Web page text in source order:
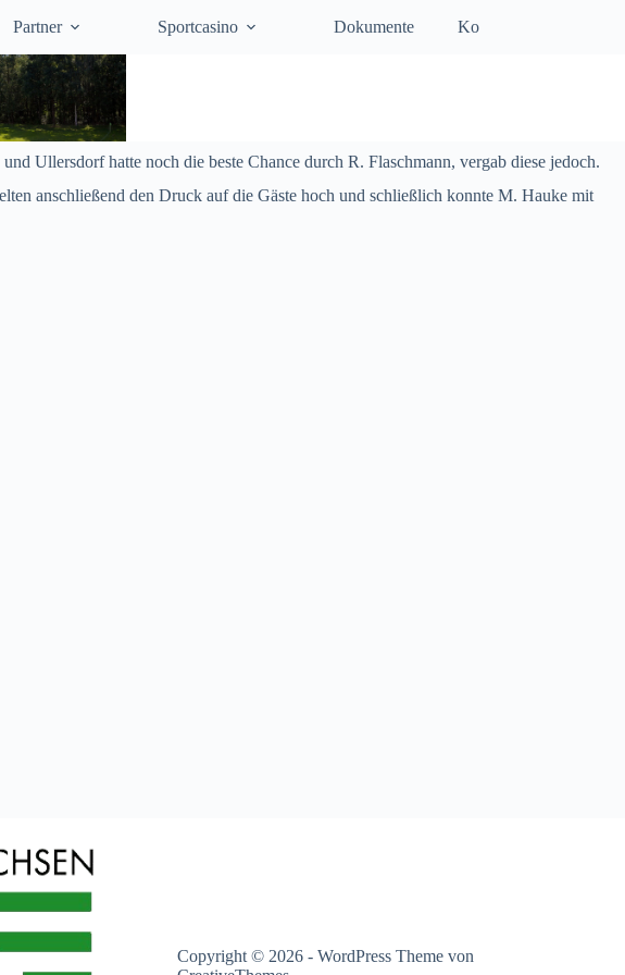
Partner Sportcasino Dokumente Kontakt
Ullersdorf hatte noch die beste Chance durch R. Flaschmann, vergab diese jedoch.
anschließend den Druck auf die Gäste hoch und schließlich konnte M. Hauke mit
Copyright © 2026 - WordPress Theme von